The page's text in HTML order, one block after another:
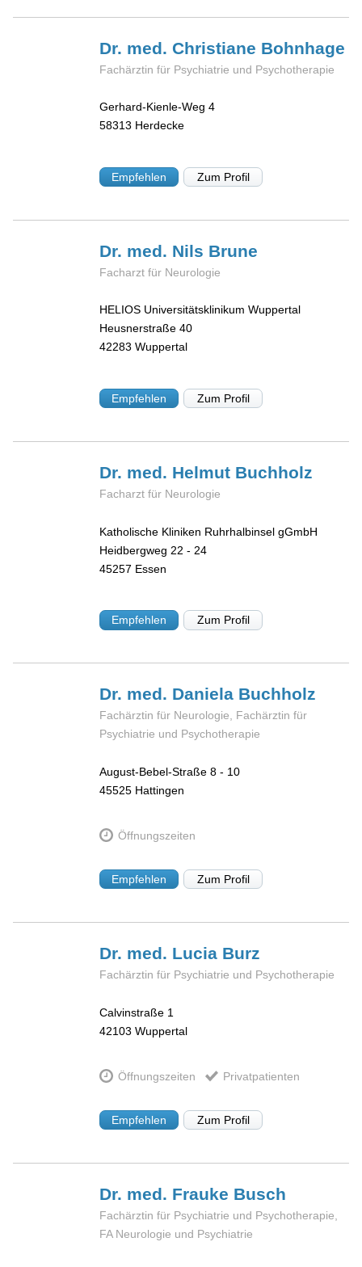
Dr. med. Christiane Bohnhage
Fachärztin für Psychiatrie und Psychotherapie
Gerhard-Kienle-Weg 4
58313 Herdecke
Empfehlen Zum Profil
Dr. med. Nils Brune
Facharzt für Neurologie
HELIOS Universitätsklinikum Wuppertal
Heusnerstraße 40
42283 Wuppertal
Empfehlen Zum Profil
Dr. med. Helmut Buchholz
Facharzt für Neurologie
Katholische Kliniken Ruhrhalbinsel gGmbH
Heidbergweg 22 - 24
45257 Essen
Empfehlen Zum Profil
Dr. med. Daniela Buchholz
Fachärztin für Neurologie, Fachärztin für
Psychiatrie und Psychotherapie
August-Bebel-Straße 8 - 10
45525 Hattingen
Öffnungszeiten
Empfehlen Zum Profil
Dr. med. Lucia Burz
Fachärztin für Psychiatrie und Psychotherapie
Calvinstraße 1
42103 Wuppertal
Öffnungszeiten Privatpatienten
Empfehlen Zum Profil
Dr. med. Frauke Busch
Fachärztin für Psychiatrie und Psychotherapie,
FA Neurologie und Psychiatrie